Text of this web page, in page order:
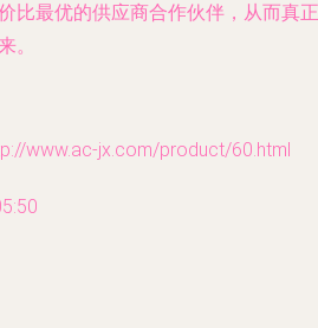
比最优的供应商合作伙伴，从而真正
。
www.ac-jx.com/product/60.html